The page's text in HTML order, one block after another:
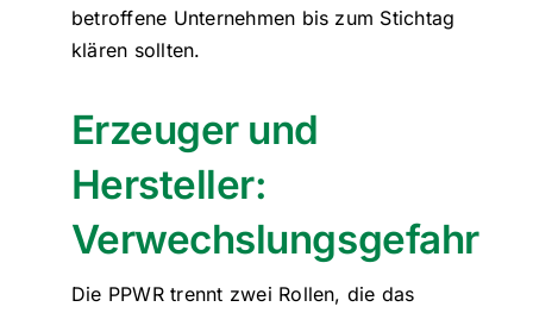
betroffene Unternehmen bis zum Stichtag
klären sollten.
Erzeuger und
Hersteller:
Verwechslungsgefahr
Die PPWR trennt zwei Rollen, die das